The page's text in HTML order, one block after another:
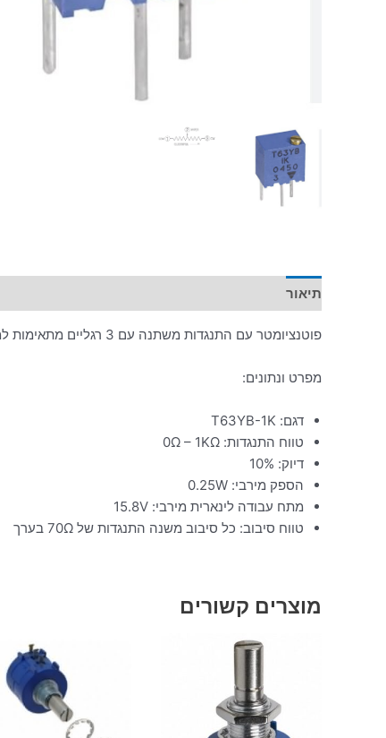
תיאור
פוטנציומטר עם התנגדות משתנה עם 3 רגליים מתאימות למטריצה וללוח הלחמה.
מפרט ונתונים:
דגם: T63YB-1K
טווח התנגדות: 0Ω – 1KΩ
דיוק: 10%
הספק מירבי: 0.25W
מתח עבודה לינארית מירבי: 15.8V
טווח סיבוב: כל סיבוב משנה התנגדות של 70Ω בערך
מוצרים קשורים